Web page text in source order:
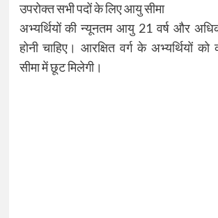
उपरोक्त सभी पदों के लिए आयु सीमा
अभ्यर्थियों की न्यूनतम आयु 21 वर्ष और
होनी चाहिए। आरक्षित वर्ग के अभ्यर्थियों
सीमा में छूट मिलेगी।